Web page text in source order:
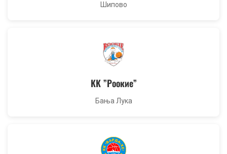
Шипово
KK ”Роокие”
Бања Лука